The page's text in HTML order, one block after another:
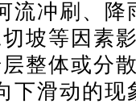
流冲刷、降
坡等因素
整体或分
下滑动的现